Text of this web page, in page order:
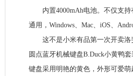
内置4000mAh电池。不仅支持
通用，Windows、Mac、iOS、
这不是小米有品第一次开卖洛
圆点蓝牙机械键盘B.Duck小黄鸭
键盘采用明艳的黄色，外形可爱萌